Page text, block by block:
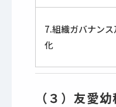
7.組織ガバナン
化
（３）友愛